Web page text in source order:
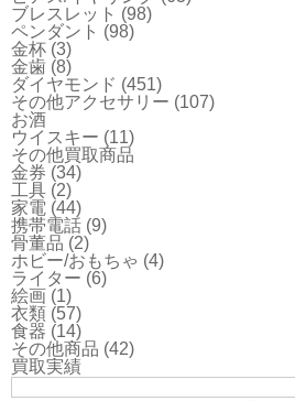
ブレスレット (98)
ペンダント (98)
金杯 (3)
金歯 (8)
ダイヤモンド (451)
その他アクセサリー (107)
お酒
ウイスキー (11)
その他買取商品
金券 (34)
工具 (2)
家電 (44)
携帯電話 (9)
骨董品 (2)
ホビー/おもちゃ (4)
ライター (6)
絵画 (1)
衣類 (57)
食器 (14)
その他商品 (42)
買取実績